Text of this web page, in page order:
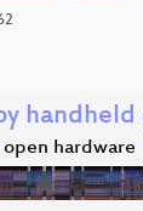
handheld
hardware